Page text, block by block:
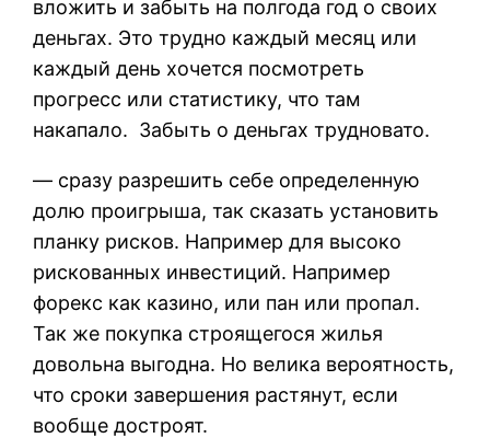
вложить и забыть на полгода год о своих
деньгах. Это трудно каждый месяц или
каждый день хочется посмотреть
прогресс или статистику, что там
накапало. Забыть о деньгах трудновато.
— сразу разрешить себе определенную
долю проигрыша, так сказать установить
планку рисков. Например для высоко
рискованных инвестиций. Например
форекс как казино, или пан или пропал.
Так же покупка строящегося жилья
довольна выгодна. Но велика вероятность,
что сроки завершения растянут, если
вообще достроят.